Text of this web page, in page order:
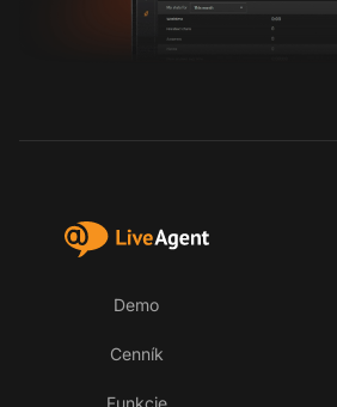
Demo
Cenník
Funkcie